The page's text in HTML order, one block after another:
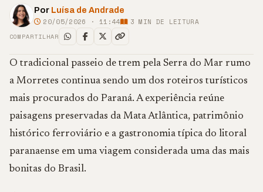
Por Luísa de Andrade
20/05/2026 · 11:44 3 MIN DE LEITURA
COMPARTILHAR
O tradicional passeio de trem pela Serra do Mar rumo
a Morretes continua sendo um dos roteiros turísticos
mais procurados do Paraná. A experiência reúne
paisagens preservadas da Mata Atlântica, patrimônio
histórico ferroviário e a gastronomia típica do litoral
paranaense em uma viagem considerada uma das mais
bonitas do Brasil.